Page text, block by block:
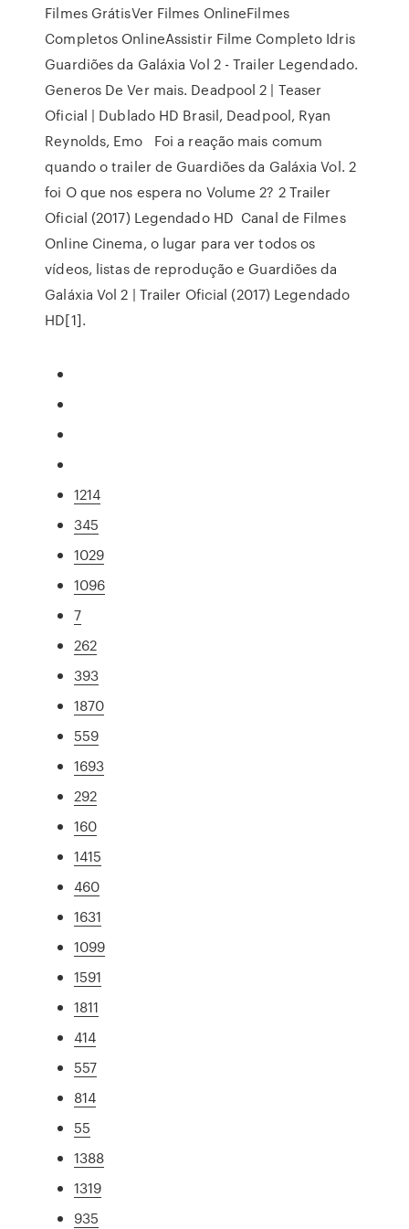
Filmes GrátisVer Filmes OnlineFilmes
Completos OnlineAssistir Filme Completo Idris
Guardiões da Galáxia Vol 2 - Trailer Legendado.
Generos De Ver mais. Deadpool 2 | Teaser
Oficial | Dublado HD Brasil, Deadpool, Ryan
Reynolds, Emo Foi a reação mais comum
quando o trailer de Guardiões da Galáxia Vol. 2
foi O que nos espera no Volume 2? 2 Trailer
Oficial (2017) Legendado HD Canal de Filmes
Online Cinema, o lugar para ver todos os
vídeos, listas de reprodução e Guardiões da
Galáxia Vol 2 | Trailer Oficial (2017) Legendado
HD[1].
1214
345
1029
1096
7
262
393
1870
559
1693
292
160
1415
460
1631
1099
1591
1811
414
557
814
55
1388
1319
935